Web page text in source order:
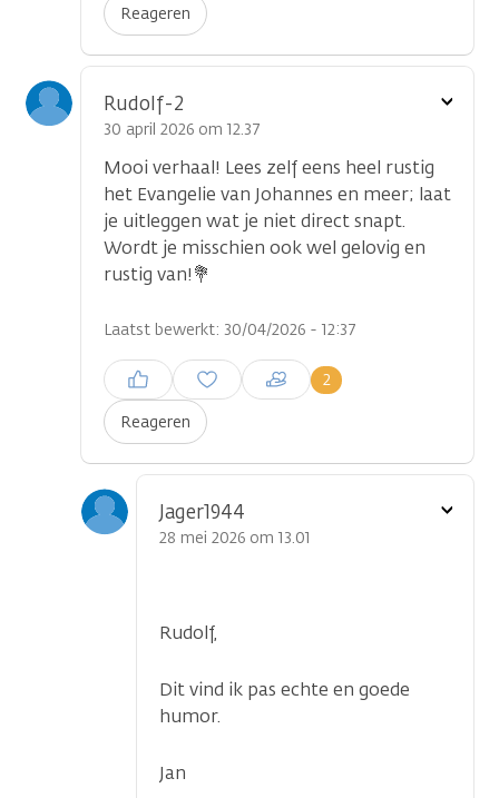
Reageren
Rudolf-2
30 april 2026 om 12.37
Mooi verhaal! Lees zelf eens heel rustig
het Evangelie van Johannes en meer; laat
je uitleggen wat je niet direct snapt.
Wordt je misschien ook wel gelovig en
rustig van!💐
Laatst bewerkt: 30/04/2026 - 12:37
Reageren
2
Inloggen om een reactie te
plaatsen
Toon
Jager1944
28 mei 2026 om 13.01
Rudolf,
Dit vind ik pas echte en goede
humor.
Jan
Toon